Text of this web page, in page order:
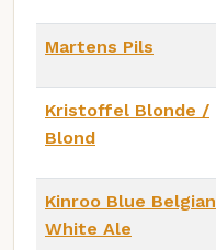
Martens Pils
Kristoffel Blonde /
Blond
Kinroo Blue Belgian
White Ale